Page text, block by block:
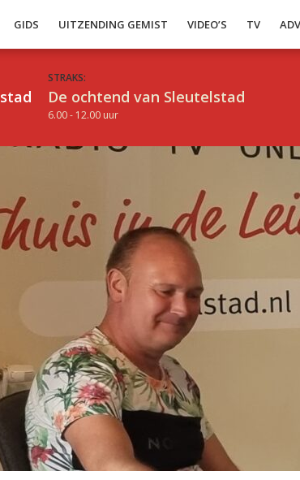
GIDS UITZENDING GEMIST VIDEO’S TV
STRAKS:
De ochtend van Sleutelstad
6.00 - 12.00 uur